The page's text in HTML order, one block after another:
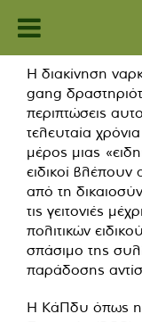
content
Η διακίνηση
gang
περιπτώσεις
τελευταία
μέρος μιας
ειδικοί βλέπουν
από τη
τις γειτονιές
πολιτικών
σπάσιμο της
παράδοσης
Η ΚάΠδυ όπως η